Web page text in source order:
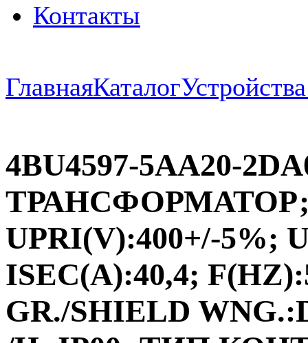
Контакты
ГлавнаяКаталог
4BU4597-5AA20-
UPRI(V):400+/-5%;
ISEC(A):40,4;
GR./SHIELD